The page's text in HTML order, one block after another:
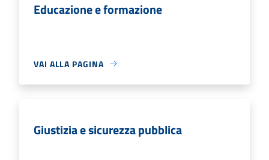
Educazione e formazione
VAI ALLA PAGINA
Giustizia e sicurezza pubblica